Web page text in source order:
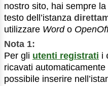
nostro sito, hai sempre
testo dell’istanza
utilizzare Wordo
Nota 1:
Per gli utenti registrati i
ricavati
possibile inserire